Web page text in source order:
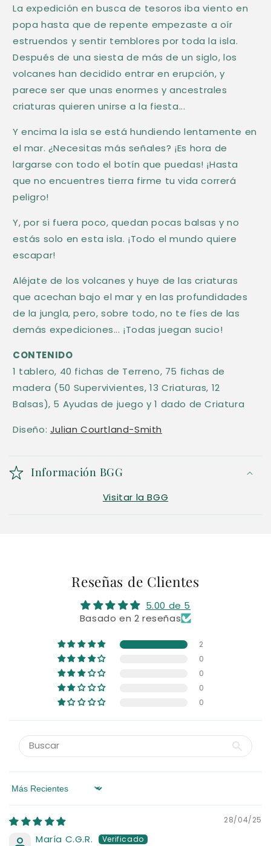
n
i
d
o
d
e
s
p
l
e
g
a
b
l
e
La expedición en busca de tesoros iba viento en
popa hasta que de repente empezaste a oír
estruendos y sentir temblores por toda la isla.
Después de una siesta de más de un siglo, los
volcanes han decidido entrar en erupción, y
parece ser que unas enormes y ancestrales
criaturas quieren unirse a la fiesta...
Y encima la isla se está hundiendo lentamente en
el mar. ¿Necesitas más señales? ¡Es hora de
largarse con todo el botín que puedas! ¡Hasta
que no encuentres tierra firme tu vida correrá
peligro!
Y, por si fuera poco, quedan pocas balsas y no
estás solo en esta isla. ¡Todo el mundo quiere
escapar!
Aléjate de los volcanes y huye de las criaturas
que acechan bajo el mar y en las profundidades
de la jungla, pero, sobre todo, no te fíes de las
demás expediciones... ¡Todas juegan sucio!
CONTENIDO
1 tablero, 40 fichas de Terreno, 75 fichas de
madera (50 Supervivientes, 13 Criaturas, 12
Balsas), 5 Ayudas de juego y 1 dado de Criatura
Diseño: Julian Courtland-Smith
Información BGG
Visitar la BGG
Reseñas de Clientes
5.00 de 5
Basado en 2 reseñas
2
0
0
0
0
Sort by
28/04/25
María C.G.R.